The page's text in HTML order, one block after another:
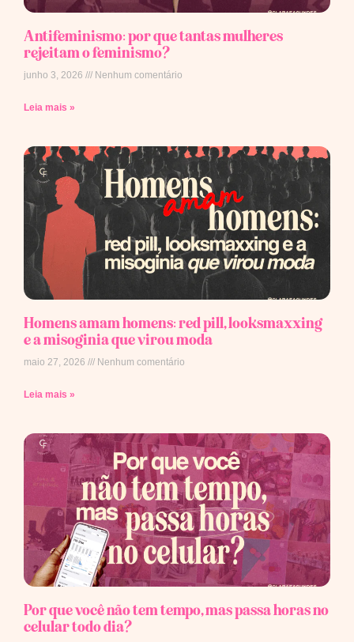
Antifeminismo: por que tantas mulheres
rejeitam o feminismo?
junho 3, 2026 Nenhum comentário
Leia mais »
Homens amam homens: red pill, looksmaxxing
e a misoginia que virou moda
maio 27, 2026 Nenhum comentário
Leia mais »
Por que você não tem tempo, mas passa horas no
celular todo dia?